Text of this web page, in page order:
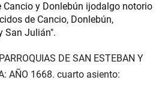
Cancio y Donlebún ijodalgo notorio
de Cancio, Donlebún,
San Julián".
DE SAN ESTEBAN Y
AÑO 1668. cuarto asiento: